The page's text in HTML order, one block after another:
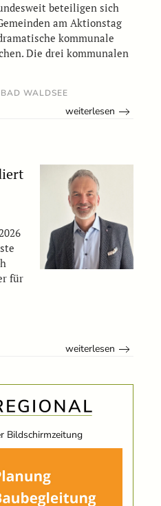
beteiligen sich
am Aktionstag
kommunale
Die drei kommunalen
WALDSEE
weiterlesen
für
weiterlesen
Bildschirmzeitung